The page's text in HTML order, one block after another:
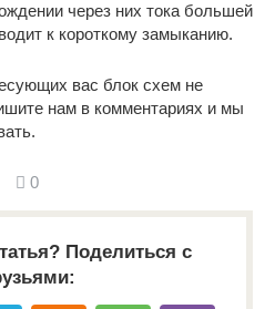
через них тока большей
к короткому замыканию.
вас блок схем не
нам в комментариях и мы
0
Поделиться с